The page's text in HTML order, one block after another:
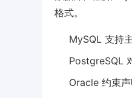
格式。
MySQL 支持
PostgreSQL
Oracle 约束